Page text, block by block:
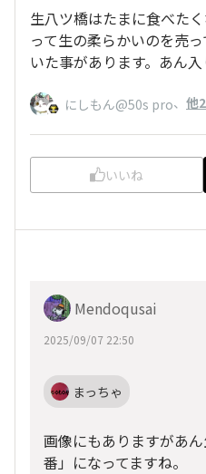
生八ツ橋はたまに食べた
って生の柔らかいのを売
いた事があります。あん
にしもん@50s pro、 他
いいね
Mendoqusai
2025/09/07 22:50
まっちゃ
画像にもありますがあ
番」になってますね。